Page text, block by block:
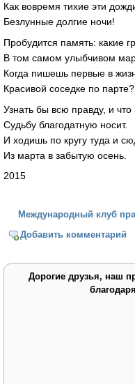
Как вовремя тихие эти
Безлунные долгие ночи!
Пробудится память: какие
В том самом улыбчивом
Когда пишешь первые в
Красивой соседке по парте?
Узнать бы всю правду, и что
Судьбу благодатную носит.
И ходишь по кругу туда и
Из марта в забытую осень.
2015
Международный клуб
Добавить комментарий
Дорогие друзья, наш